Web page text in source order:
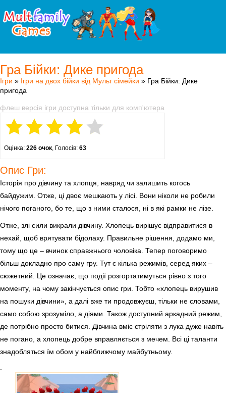
Гра Бійки: Дике пригода
Ігри » Ігри на двох бійки від Мульт сімейки » Гра Бійки: Дике
пригода
флеш версія ігри доступна тільки для комп'ютера
Оцінка: 226 очок, Голосів: 63
Опис Гри:
Історія про дівчину та хлопця, навряд чи залишить когось
байдужим. Отже, ці двоє мешкають у лісі. Вони ніколи не робили
нічого поганого, бо те, що з ними сталося, ні в які рамки не лізе.
Отже, злі сили викрали дівчину. Хлопець вирішує відправитися в
нехай, щоб врятувати бідолаху. Правильне рішення, додамо ми,
тому що це – вчинок справжнього чоловіка. Тепер поговоримо
більш докладно про саму гру. Тут є кілька режимів, серед яких –
сюжетний. Це означає, що події розгортатимуться рівно з того
моменту, на чому закінчується опис гри. Тобто «хлопець вирушив
на пошуки дівчини», а далі вже ти продовжуєш, тільки не словами,
само собою зрозуміло, а діями. Також доступний аркадний режим,
де потрібно просто битися. Дівчина вміє стріляти з лука дуже навіть
не погано, а хлопець добре вправляється з мечем. Всі ці таланти
знадобляться їм обом у найближчому майбутньому.